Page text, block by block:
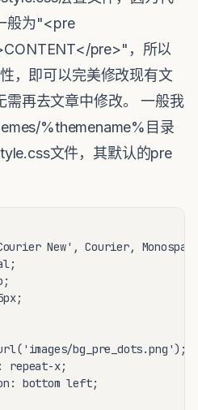
般为"<pre
pre>"，所以
，即可以完美修改现有文
需再去文章中修改。 一般我
%themename%目录
文件，其默认的pre
New', Courier,